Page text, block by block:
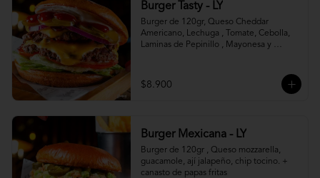
Burger Tasty - LY
Burger de 120gr, Queso Cheddar
Americano, Lechuga , Tomate, Cebolla,
Laminas de Pepinillo , Mayonesa y
$8.900
Burger Mexicana - LY
Burger de 120gr , Queso mozzarella,
guacamole, ají jalapeño, chip tocino. +
canasto de papas fritas